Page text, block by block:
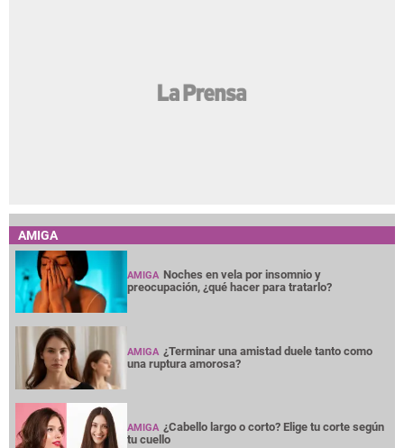
AMIGA
AMIGA Noches en vela por insomnio y
preocupación, ¿qué hacer para tratarlo?
AMIGA ¿Terminar una amistad duele tanto como
una ruptura amorosa?
AMIGA ¿Cabello largo o corto? Elige tu corte según
tu cuello